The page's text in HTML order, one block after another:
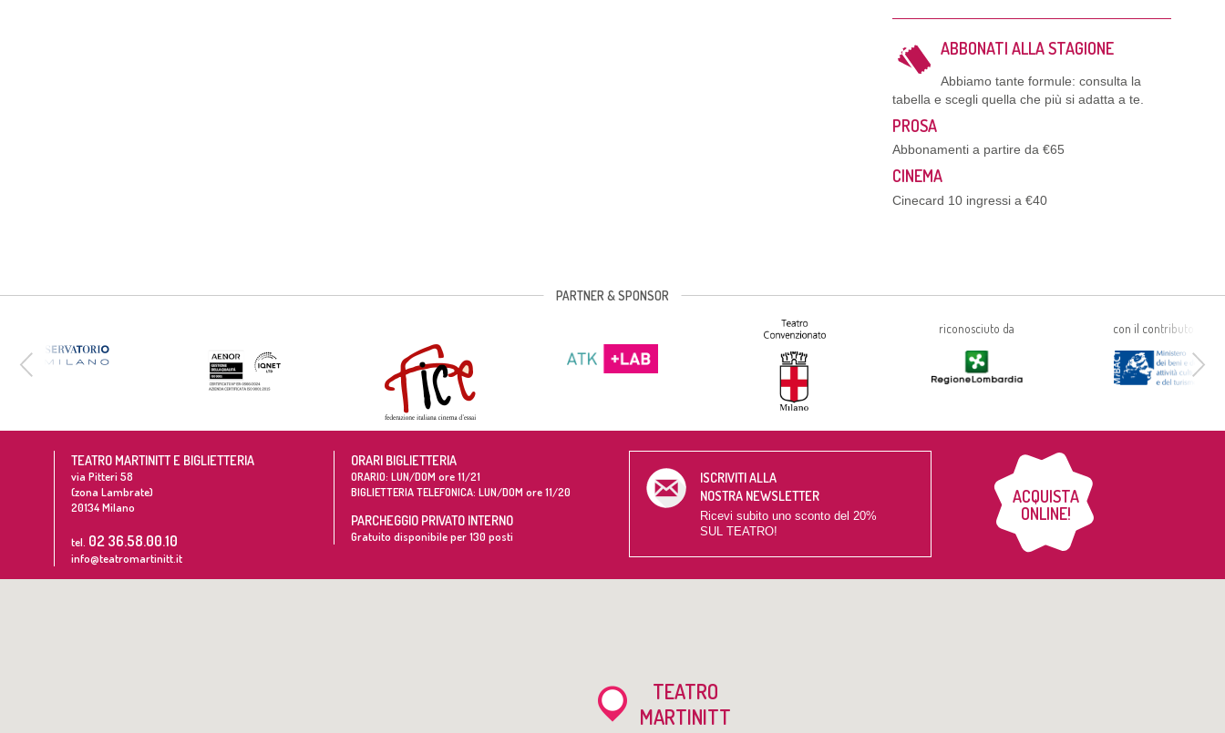
ABBONATI ALLA STAGIONE
Abbiamo tante formule: consulta la
tabella e scegli quella che più si adatta a te.
PROSA
Abbonamenti a partire da €65
CINEMA
Cinecard 10 ingressi a €40
PARTNER & SPONSOR
riconosciuto da con il contributo di
TEATRO MARTINITT E BIGLIETTERIA
via Pitteri 58
(zona Lambrate)
20134Milano
tel. 02 36.58.00.10
info@teatromartinitt.it
ORARI BIGLIETTERIA
ORARIO: LUN/DOM ore 11/21
BIGLIETTERIA TELEFONICA: LUN/DOM ore 11/20
PARCHEGGIO PRIVATO INTERNO
Gratuito disponibile per 130 posti
ISCRIVITI ALLA
NOSTRA NEWSLETTER
Ricevi subito uno sconto del 20%
SUL TEATRO!
ACQUISTA
ONLINE!
TEATRO
MARTINITT